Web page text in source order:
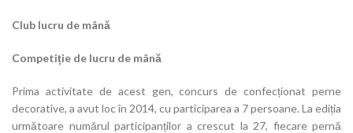
Club lucru de mână
Competiție de lucru de mână
Prima activitate de acest gen, concurs de confecționat perne
decorative, a avut loc în 2014, cu participarea a 7 persoane. La ediția
următoare numărul participanților a crescut la 27, fiecare pernă